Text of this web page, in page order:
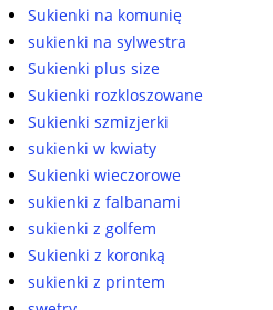
Sukienki na komunię
sukienki na sylwestra
Sukienki plus size
Sukienki rozkloszowane
Sukienki szmizjerki
sukienki w kwiaty
Sukienki wieczorowe
sukienki z falbanami
sukienki z golfem
Sukienki z koronką
sukienki z printem